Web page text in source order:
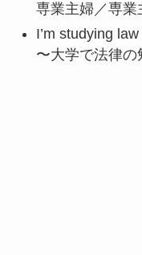
専業主婦／専業
I’m studying
〜大学で法律